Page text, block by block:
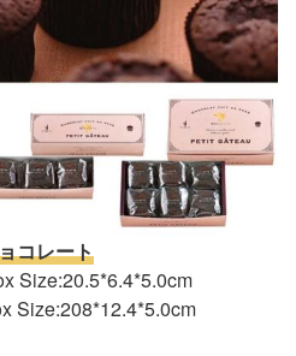
コレート
Size:208*12.4*5.0cm